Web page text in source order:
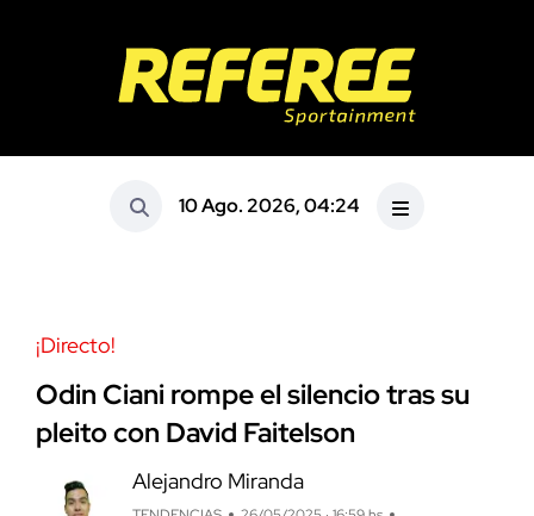
10 Ago. 2026, 04:24
¡Directo!
Odin Ciani rompe el silencio tras su
pleito con David Faitelson
Alejandro Miranda